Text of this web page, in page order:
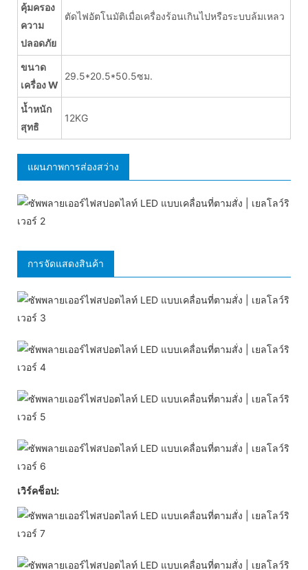
คุ้มครอง
ความ
ปลอดภัย
ตัดไฟอัตโนมัติเมื่อเครื่องร้อนเกินไปหรือระบบล้มเหลว
ขนาด
เครื่อง W
29.5*20.5*50.5ซม.
น้ำหนัก
สุทธิ
12KG
แผนภาพการส่องสว่าง
การจัดแสดงสินค้า
เวิร์คช็อป: